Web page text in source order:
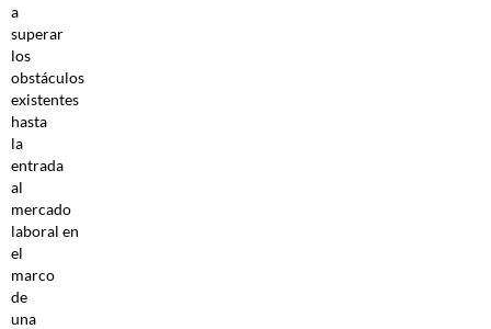
a
superar
los
obstáculos
existentes
hasta
la
entrada
al
mercado
laboral en
el
marco
de
una